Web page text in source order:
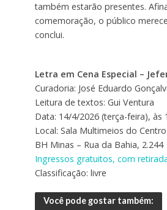
também estarão presentes.
comemoração, o público
conclui.
Letra em Cena Especial –
Curadoria: José Eduardo
Leitura de textos: Gui Ventura
Data: 14/4/2026 (terça-feira), às
Local: Sala Multimeios do
BH Minas – Rua da Bahia, 2.244
Ingressos gratuitos, com
Classificação: livre
Você pode gostar também: